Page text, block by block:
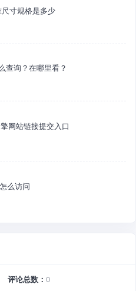
寸规格是多少
查询？在哪里看？
网站链接提交入口
么访问
评论总数
0